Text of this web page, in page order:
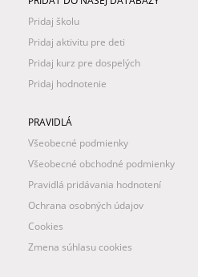
Pridaj školu
Pridaj aktivitu pre deti
Pridaj kurz pre dospelých
Pridaj hodnotenie
PRAVIDLÁ
Všeobecné podmienky
Všeobecné obchodné podmienky
Pravidlá pridávania hodnotení
Ochrana osobných údajov
Cookies
Zmena súhlasu cookies